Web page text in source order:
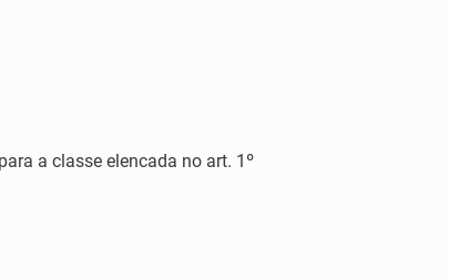
a classe elencada no art. 1º